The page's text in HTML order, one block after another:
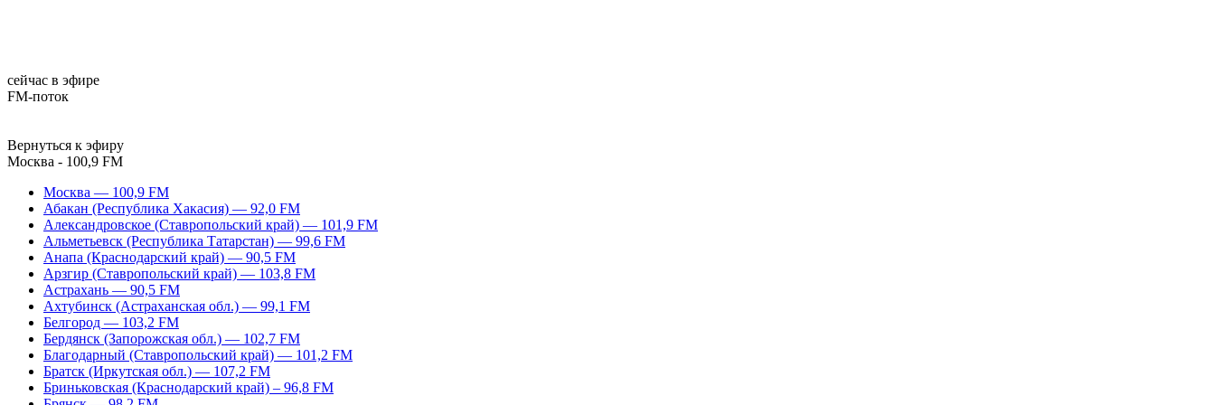
сейчас в эфире
FM-поток
Вернуться к эфиру
Москва - 100,9 FM
Москва — 100,9 FM
Абакан (Республика Хакасия) — 92,0 FM
Александровское (Ставропольский край) — 101,9 FM
Альметьевск (Республика Татарстан) — 99,6 FM
Анапа (Краснодарский край) — 90,5 FM
Арзгир (Ставропольский край) — 103,8 FM
Астрахань — 90,5 FM
Ахтубинск (Астраханская обл.) — 99,1 FM
Белгород — 103,2 FM
Бердянск (Запорожская обл.) — 102,7 FM
Благодарный (Ставропольский край) — 101,2 FM
Братск (Иркутская обл.) — 107,2 FM
Бриньковская (Краснодарский край) – 96,8 FM